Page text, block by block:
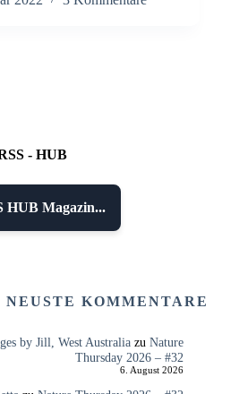
- HUB
HUB Magazin...
NEUSTE KOMMENTARE
by Jill, West Australiazu Nature
Thursday 2026 – #32
6. August 2026